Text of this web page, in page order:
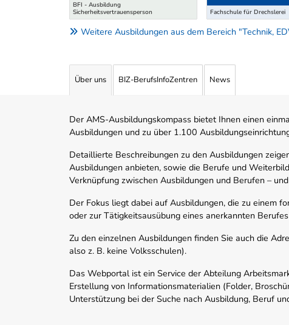
BFI - Ausbildung
Sicherheitsvertrauensperson
Fachschule für Drechslerei
Weitere Ausbildungen aus dem Bereich "Technik,
Über uns BIZ-BerufsInfoZentren News
Der AMS-Ausbildungskompass bietet Ihnen einen
Ausbildungen und zu über 1.100
Detaillierte Beschreibungen zu den Ausbildungen
Ausbildungen anbieten, sowie die Berufe und
Verknüpfung zwischen Ausbildungen und Berufen –
Der Fokus liegt dabei auf Ausbildungen, die zu einem
oder zur Tätigkeitsausübung eines anerkannten
Zu den einzelnen Ausbildungen finden Sie auch die
also z. B. keine Volksschulen).
Das Webportal ist ein Service der Abteilung
Erstellung von Informationsmaterialien (Folder,
Unterstützung bei der Suche nach Ausbildung, Beruf